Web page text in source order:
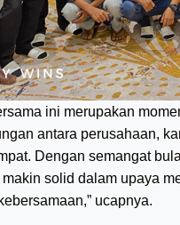
ini merupakan
antara perusahaan,
Dengan semangat
solid dalam upaya
kebersamaan,” ucapnya.